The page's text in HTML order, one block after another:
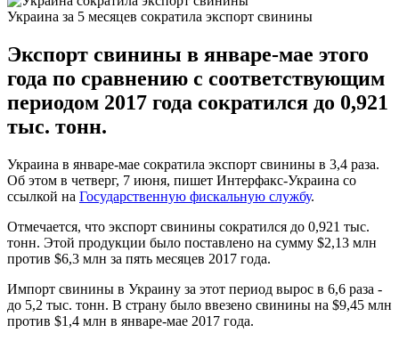
Украина за 5 месяцев сократила экспорт свинины
Экспорт свинины в январе-мае этого
года по сравнению с соответствующим
периодом 2017 года сократился до 0,921
тыс. тонн.
Украина в январе-мае сократила экспорт свинины в 3,4 раза.
Об этом в четверг, 7 июня, пишет Интерфакс-Украина со
ссылкой на Государственную фискальную службу.
Отмечается, что экспорт свинины сократился до 0,921 тыс.
тонн. Этой продукции было поставлено на сумму $2,13 млн
против $6,3 млн за пять месяцев 2017 года.
Импорт свинины в Украину за этот период вырос в 6,6 раза -
до 5,2 тыс. тонн. В страну было ввезено свинины на $9,45 млн
против $1,4 млн в январе-мае 2017 года.